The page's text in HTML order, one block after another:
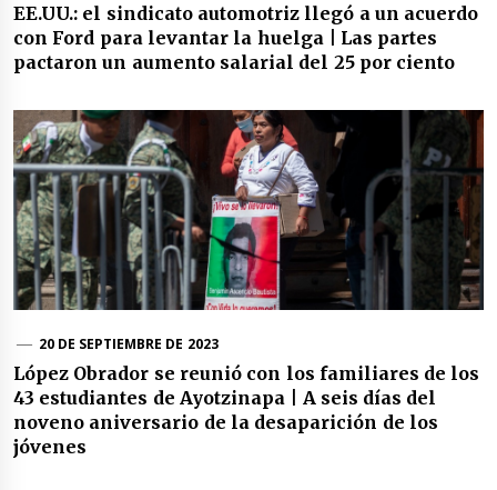
EE.UU.: el sindicato automotriz llegó a un acuerdo
con Ford para levantar la huelga | Las partes
pactaron un aumento salarial del 25 por ciento
20 DE SEPTIEMBRE DE 2023
López Obrador se reunió con los familiares de los
43 estudiantes de Ayotzinapa | A seis días del
noveno aniversario de la desaparición de los
jóvenes